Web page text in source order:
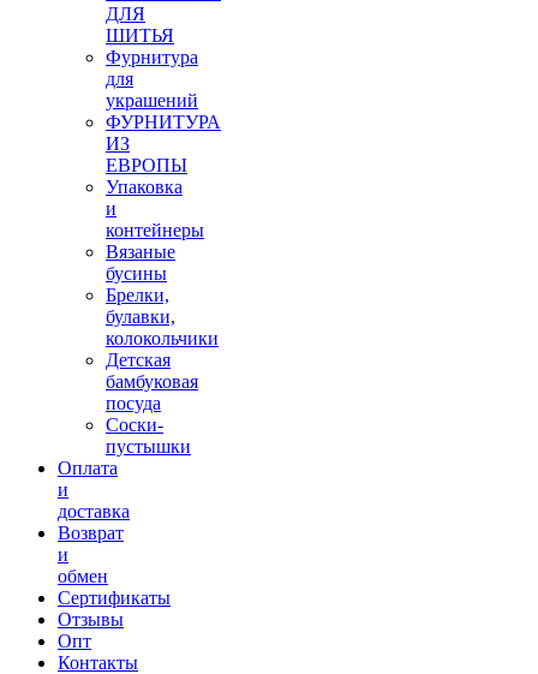
ДЛЯ
ШИТЬЯ
Фурнитура
для
украшений
ФУРНИТУРА
ИЗ
ЕВРОПЫ
Упаковка
и
контейнеры
Вязаные
бусины
Брелки,
булавки,
колокольчики
Детская
бамбуковая
посуда
Соски-
пустышки
Оплата
и
доставка
Возврат
и
обмен
Сертификаты
Отзывы
Опт
Контакты